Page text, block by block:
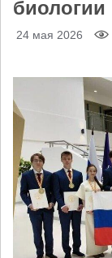
биологии
24 мая 2026